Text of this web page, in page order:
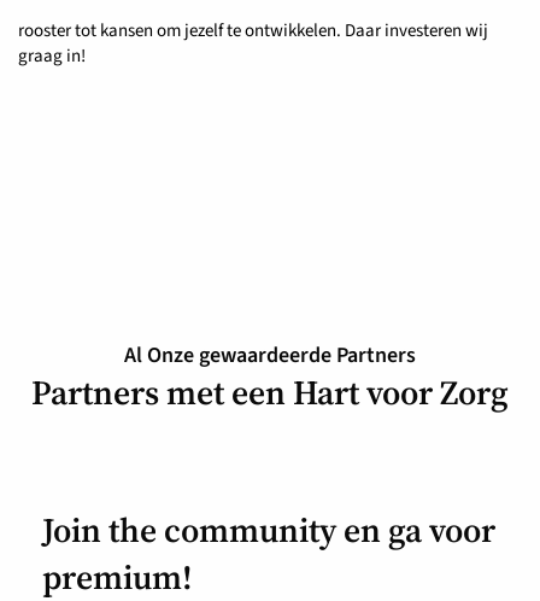
rooster tot kansen om jezelf te ontwikkelen. Daar investeren wij
graag in!
Al Onze gewaardeerde Partners
Partners met een Hart voor Zorg
Join the community en ga voor
premium!